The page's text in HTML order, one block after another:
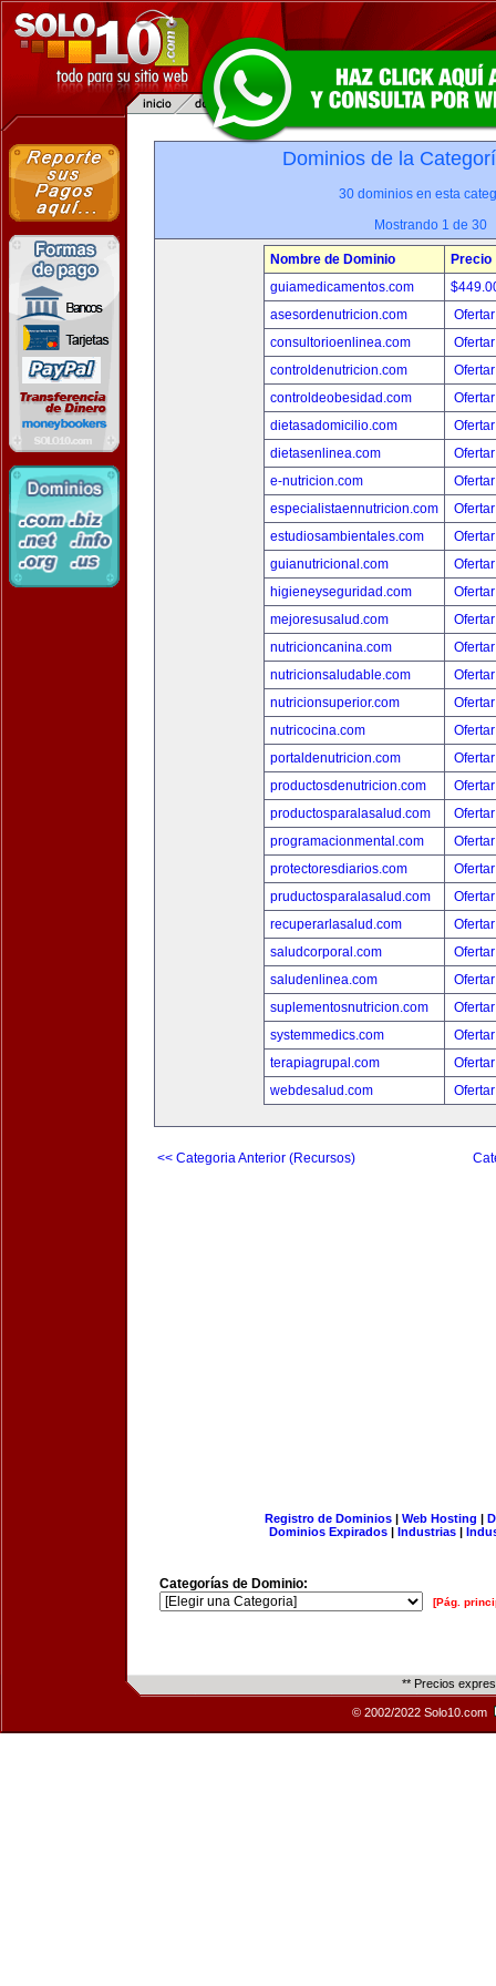
Dominios de la
30 dominios en esta
Mostrando 1 de 30
Nombre de Dominio
Precio
guiamedicamentos.com
asesordenutricion.com
consultorioenlinea.com
controldenutricion.com
controldeobesidad.com
dietasadomicilio.com
dietasenlinea.com
e-nutricion.com
especialistaennutricion.com
estudiosambientales.com
guianutricional.com
higieneyseguridad.com
mejoresusalud.com
nutricioncanina.com
nutricionsaludable.com
nutricionsuperior.com
nutricocina.com
portaldenutricion.com
productosdenutricion.com
productosparalasalud.com
programacionmental.com
protectoresdiarios.com
pruductosparalasalud.com
recuperarlasalud.com
saludcorporal.com
saludenlinea.com
suplementosnutricion.com
systemmedics.com
terapiagrupal.com
webdesalud.com
<< Categoria Anterior (Recursos)
Registro de Dominios| Web Hosting |
Dominios Expirados | Industrias |
Categorías de Dominio:
[Pág.
** Precios
© 2002/2022 Solo10.com